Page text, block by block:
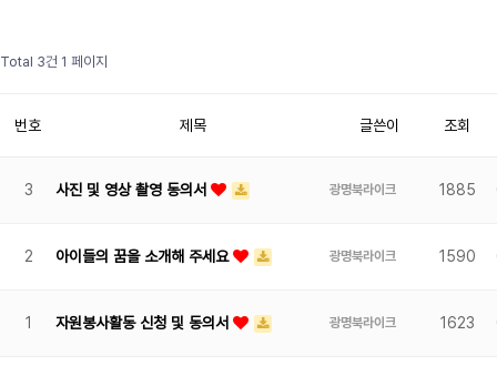
Total 3건 1 페이지
번호 제목 글쓴이 조회
3 사진 및 영상 촬영 동의서 광명북라이크 1885
2 아이들의 꿈을 소개해 주세요 광명북라이크 1590
1 자원봉사활동 신청 및 동의서 광명북라이크 1623